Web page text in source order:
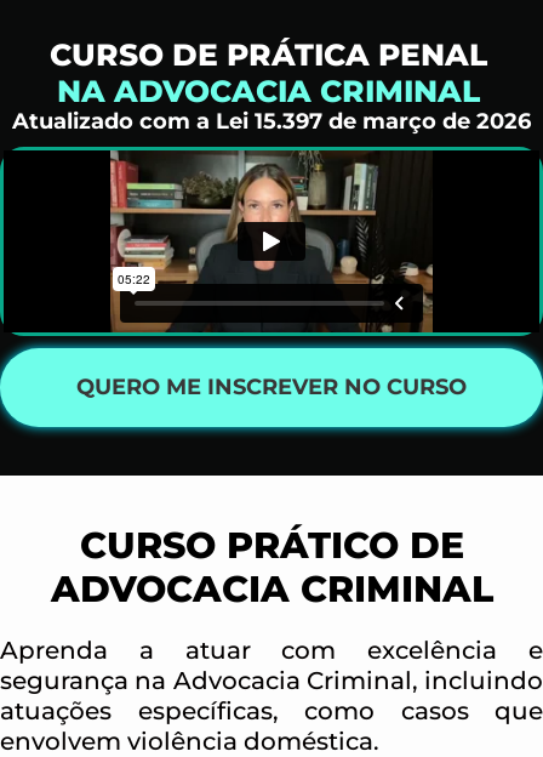
CURSO DE PRÁTICA PENAL
NA ADVOCACIA CRIMINAL
Atualizado com a Lei 15.397 de março de 2026
QUERO ME INSCREVER NO CURSO
CURSO PRÁTICO DE
ADVOCACIA CRIMINAL
Aprenda a atuar com excelência e
segurança na Advocacia Criminal, incluindo
atuações específicas, como casos que
envolvem violência doméstica.